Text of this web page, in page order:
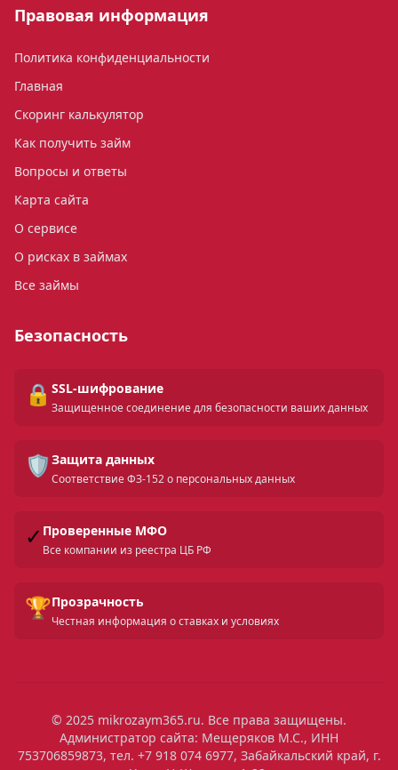
Правовая информация
Политика конфиденциальности
Главная
Скоринг калькулятор
Как получить займ
Вопросы и ответы
Карта сайта
О сервисе
О рисках в займах
Все займы
Безопасность
🔒 SSL-шифрование
Защищенное соединение для безопасности ваших данных
🛡️ Защита данных
Соответствие ФЗ-152 о персональных данных
✓ Проверенные МФО
Все компании из реестра ЦБ РФ
🏆Прозрачность
Честная информация о ставках и условиях
© 2025 mikrozaym365.ru. Все права защищены.
Администратор сайта: Мещеряков М.С., ИНН
753706859873, тел. +7 918 074 6977, Забайкальский край, г.